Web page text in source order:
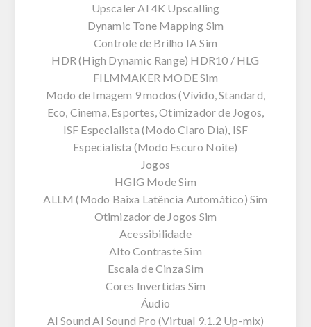
Upscaler AI 4K Upscalling
Dynamic Tone Mapping Sim
Controle de Brilho IA Sim
HDR (High Dynamic Range) HDR10 / HLG
FILMMAKER MODE Sim
Modo de Imagem 9 modos (Vívido, Standard,
Eco, Cinema, Esportes, Otimizador de Jogos,
ISF Especialista (Modo Claro Dia), ISF
Especialista (Modo Escuro Noite)
Jogos
HGIG Mode Sim
ALLM (Modo Baixa Latência Automático) Sim
Otimizador de Jogos Sim
Acessibilidade
Alto Contraste Sim
Escala de Cinza Sim
Cores Invertidas Sim
Áudio
AI Sound AI Sound Pro (Virtual 9.1.2 Up-mix)